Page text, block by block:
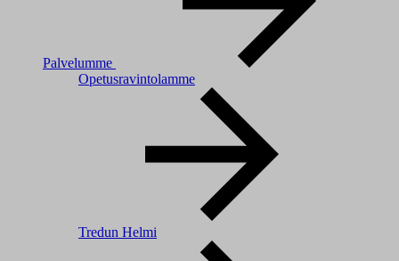
Palvelumme
Opetusravintolamme
Tredun Helmi